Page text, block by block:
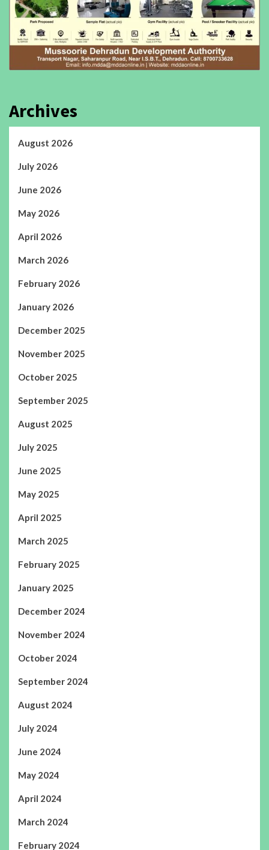
Archives
August 2026
July 2026
June 2026
May 2026
April 2026
March 2026
February 2026
January 2026
December 2025
November 2025
October 2025
September 2025
August 2025
July 2025
June 2025
May 2025
April 2025
March 2025
February 2025
January 2025
December 2024
November 2024
October 2024
September 2024
August 2024
July 2024
June 2024
May 2024
April 2024
March 2024
February 2024